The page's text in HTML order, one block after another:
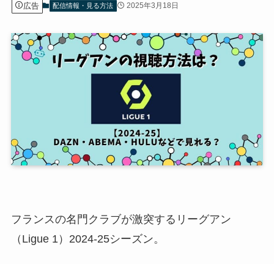
広告 配信情報・見る方法 2025年3月18日
フランスの名門クラブが激突するリーグアン
（Ligue 1）2024-25シーズン。